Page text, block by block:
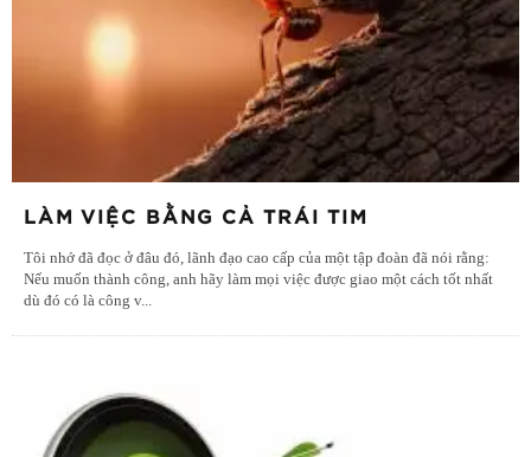
LÀM VIỆC BẰNG CẢ TRÁI TIM
Tôi nhớ đã đọc ở đâu đó, lãnh đạo cao cấp của một tập đoàn đã nói rằng:
Nếu muốn thành công, anh hãy làm mọi việc được giao một cách tốt nhất
dù đó có là công v...